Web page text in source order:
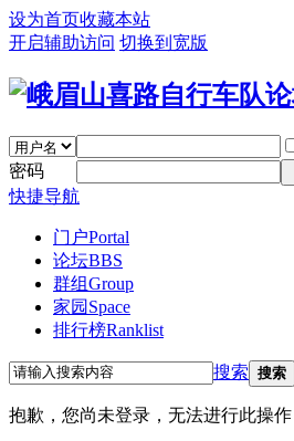
设为首页收藏本站
开启辅助访问 切换到宽版
密码
快捷导航
门户Portal
论坛BBS
群组Group
家园 Space
排行榜Ranklist
搜索 搜索
抱歉，您尚未登录，无法进行此操作